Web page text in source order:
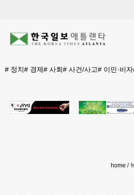
# 정치# 경제# 사회# 사건/사고# 이민·비자
home